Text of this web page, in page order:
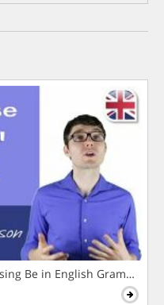
Be in English Grammar